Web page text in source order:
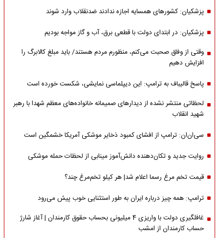
پزشکیان: کشورهای همسایه اجازه ندادند ضدنقلاب وارد شوند
پزشکیان: در ابتدای دولت با قطعی برق، آب و گاز مواجه بودیم
وقتی از وفاق صحبت می‌کنم، منظورم مردم هستند/ باید مبلغ کالابرگ را
افزایش دهیم
پاسخ قالیباف به ترامپ: این دیپلماسی نمایشی، شکست خورده است
لحظاتی منتشر نشده از دیدارهای صمیمانه خانواده‌های معظم شهدا با رهبر
شهید انقلاب
سی‌ان‌ان: ترامپ از افشای کمبود ذخایر موشکی آمریکا خشمگین است
روایت جدید و تکان‌دهنده دانش‌آموز مینابی از لحظات حمله موشکی
قیمت تخم مرغ رسما اعلام شد| هر کیلو تخم‌مرغ چند؟
ترامپ: همه چیز درباره ایران به طور استثنایی خوب پیش می‌رود
غافلگیری دولت با واریزی 4 میلیونی بحساب حقوق کارمندان | آغاز شارژ
حساب کارمندان از امشب